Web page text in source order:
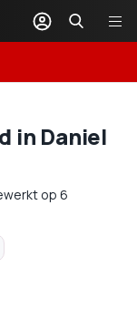
in Daniel
op 6